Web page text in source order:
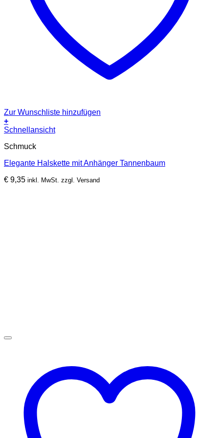
Zur Wunschliste hinzufügen
+
Schnellansicht
Schmuck
Elegante Halskette mit Anhänger Tannenbaum
€ 9,35 inkl. MwSt. zzgl. Versand